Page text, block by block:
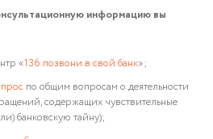
информацию вы
«136 позвони в свой банк»;
по общим вопросам о деятельности
содержащих чувствительные
банковскую тайну);